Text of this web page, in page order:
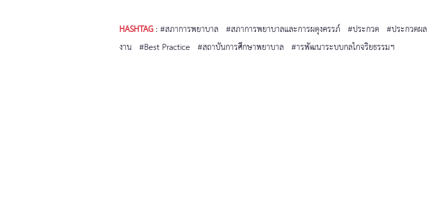
HASHTAG:#สภาการพยาบาล #สภาการพยาบาลและการผดุงครรภ์ #ประกวด #ประกวดผล
งาน #Best Practice #สถาบันการศึกษาพยาบาล #ารพัฒนาระบบกลไกจริยธรรมฯ